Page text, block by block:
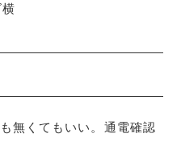
無くてもいい。通電確認